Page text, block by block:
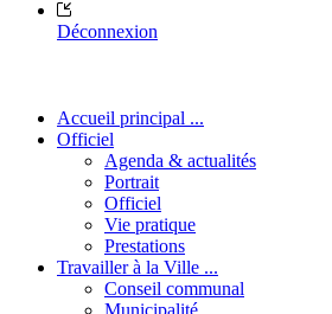
Déconnexion
Accueil principal ...
Officiel
Agenda & actualités
Portrait
Officiel
Vie pratique
Prestations
Travailler à la Ville ...
Conseil communal
Municipalité